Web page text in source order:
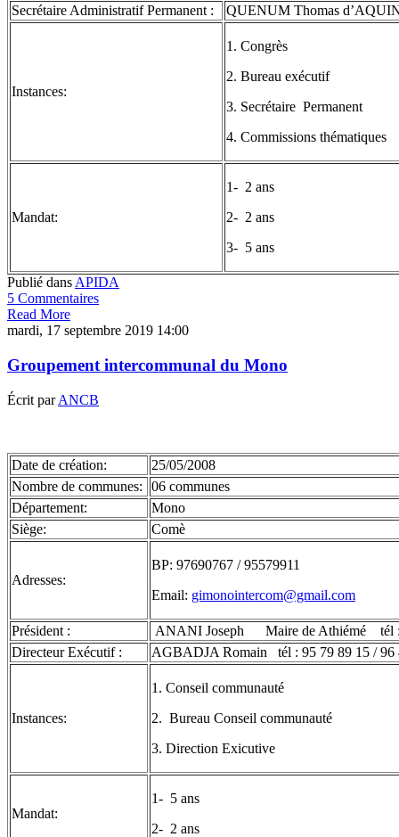
Secrétaire Administratif Permanent : QUENUM Thomas
Instances:
1. Congrès
2. Bureau exécutif
3. Secrétaire Permanent
4. Commissions thématiques
Mandat:
1- 2 ans
2- 2 ans
3- 5 ans
Publié dans APIDA
5 Commentaires
Read More
mardi, 17 septembre 2019 14:00
Groupement intercommunal du Mono
Écrit parANCB
Date de création:
25/05/2008
Nombre de communes:
06 communes
Département:
Mono
Siège:
Comè
Adresses:
BP: 97690767 / 95579911
Email: gimonointercom@gmail.com
Président :
ANANI Joseph Maire de Athiémé
Directeur Exécutif :
AGBADJA Romain tél : 95 79 89 15 / 96
Instances:
1. Conseil communauté
2. Bureau Conseil communauté
3. Direction Exicutive
Mandat:
1- 5 ans
2- 2 ans